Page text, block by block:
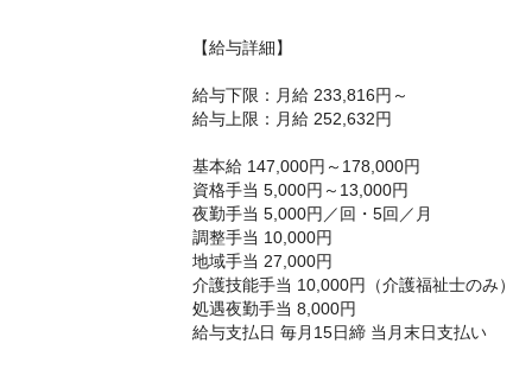
【給与詳細】
給与下限：月給 233,816円～
給与上限：月給 252,632円
基本給 147,000円～178,000円
資格手当 5,000円～13,000円
夜勤手当 5,000円／回・5回／月
調整手当 10,000円
地域手当 27,000円
介護技能手当 10,000円（介護福祉士のみ）
処遇夜勤手当 8,000円
給与支払日 毎月15日締 当月末日支払い